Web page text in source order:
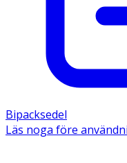
Bipacksedel
Läs noga före